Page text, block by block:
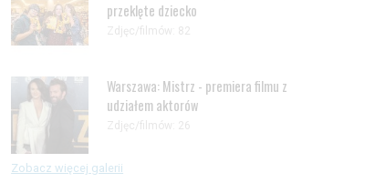
przeklęte dziecko
Zdjęc/filmów: 82
Warszawa: Mistrz - premiera filmu z
udziałem aktorów
Zdjęc/filmów: 26
Zobacz więcej galerii